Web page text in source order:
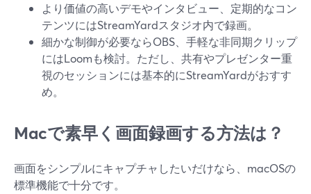
より価値の高いデモやインタビュー、定期的なコン
テンツにはStreamYardスタジオ内で録画。
細かな制御が必要ならOBS、手軽な非同期クリップ
にはLoomも検討。ただし、共有やプレゼンター重
視のセッションには基本的にStreamYardがおすす
め。
Macで素早く画面録画する方法は？
画面をシンプルにキャプチャしたいだけなら、macOSの
標準機能で十分です。